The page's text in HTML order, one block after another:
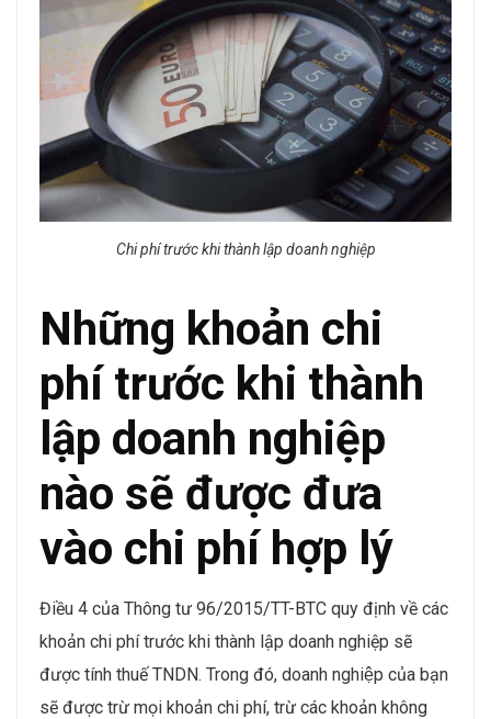
Chi phí trước khi thành lập doanh nghiệp
Những khoản chi
phí trước khi thành
lập doanh nghiệp
nào sẽ được đưa
vào chi phí hợp lý
Điều 4 của Thông tư 96/2015/TT-BTC quy định về các
khoản chi phí trước khi thành lập doanh nghiệp sẽ
được tính thuế TNDN. Trong đó, doanh nghiệp của bạn
sẽ được trừ mọi khoản chi phí, trừ các khoản không